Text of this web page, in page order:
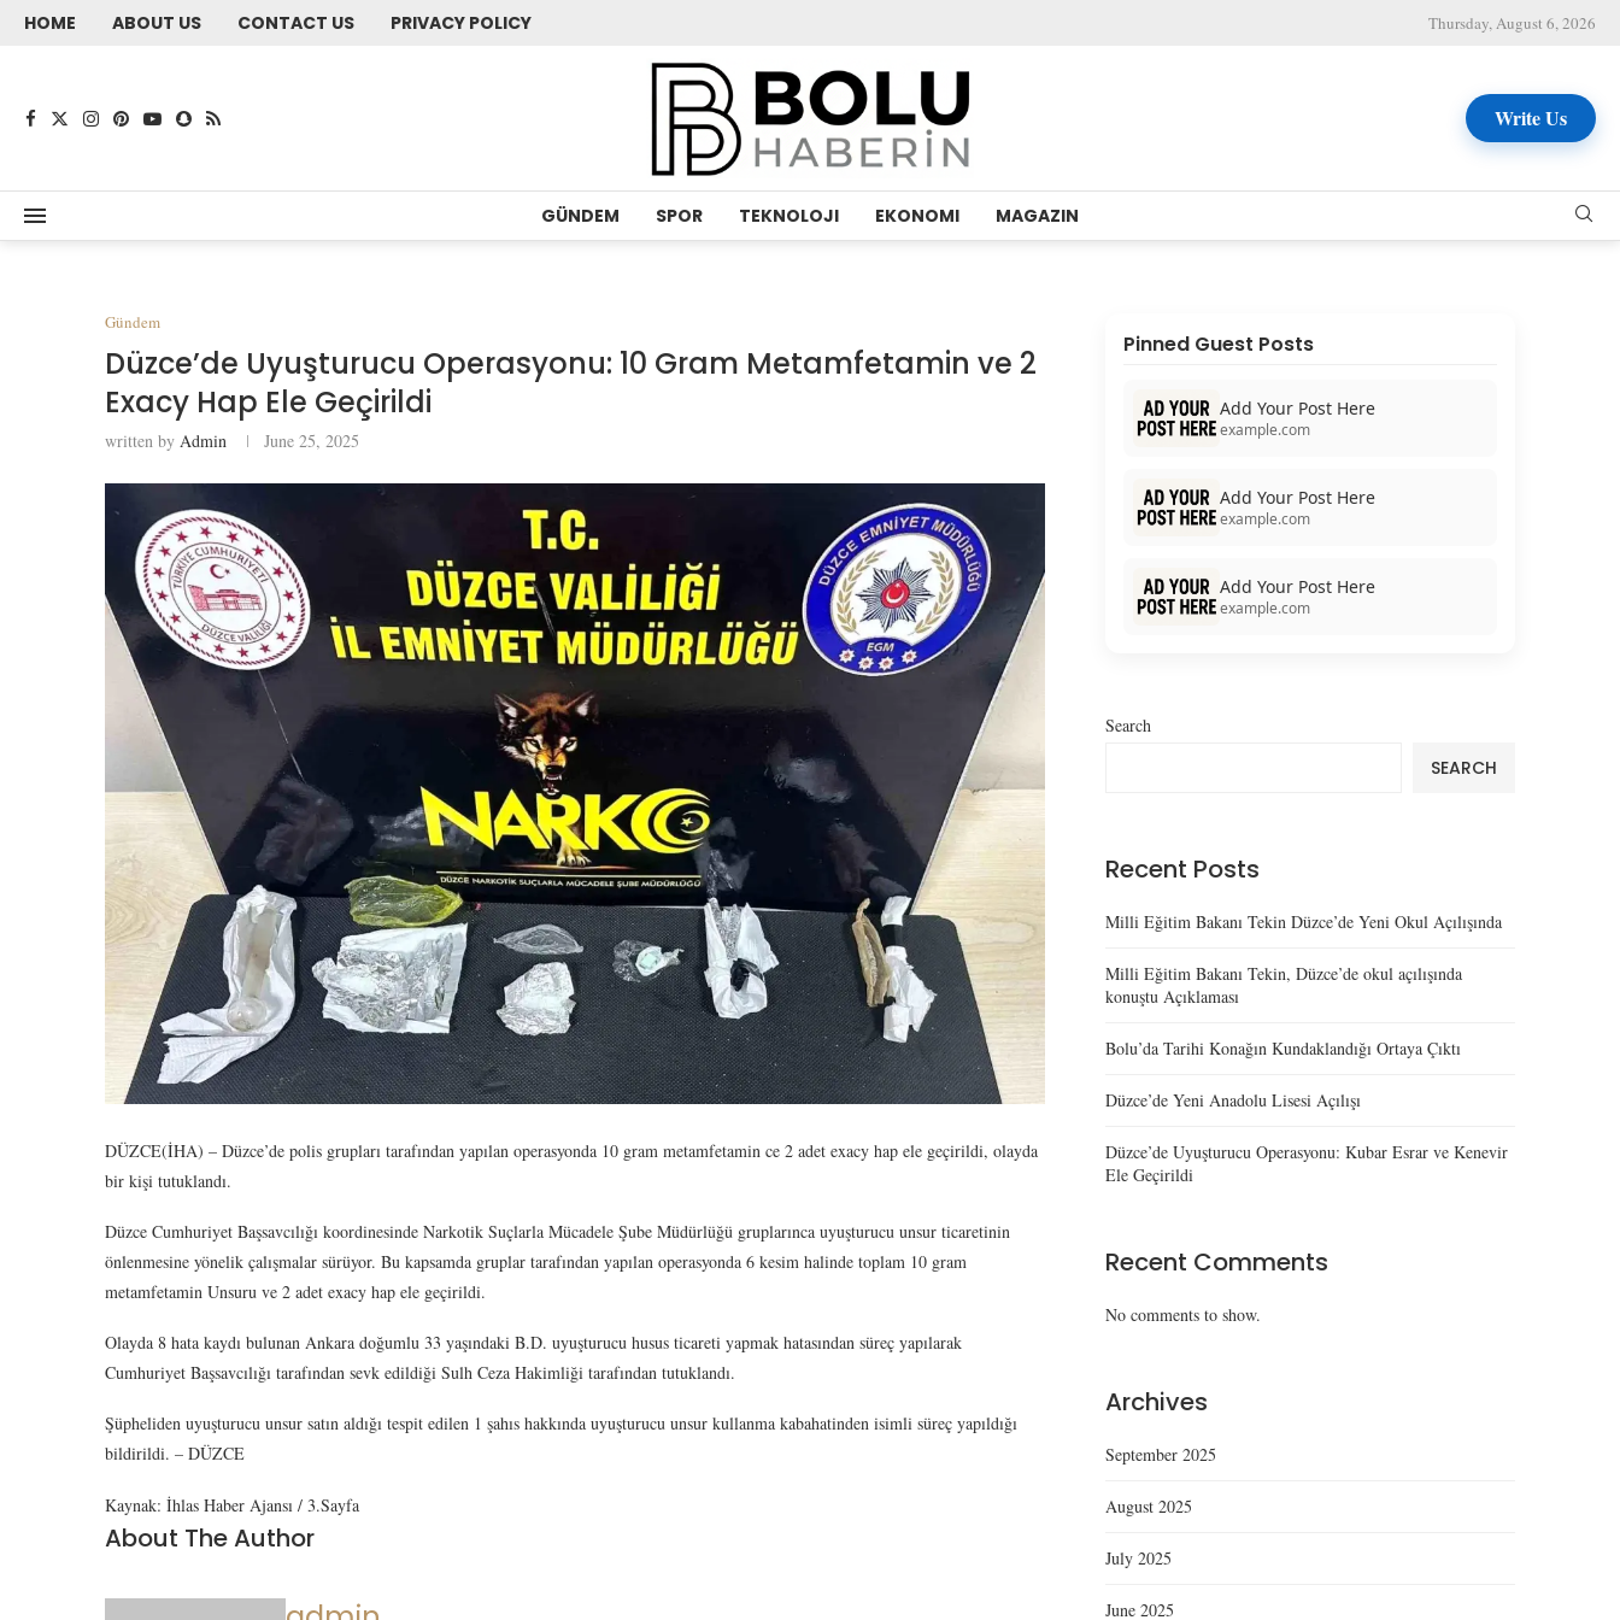
HOME ABOUT US CONTACT US PRIVACY POLICY Thursday, August 6, 2026
Write Us
GÜNDEM SPOR TEKNOLOJI EKONOMI MAGAZIN
Gündem
Düzce’de Uyuşturucu Operasyonu: 10 Gram Metamfetamin ve 2
Exacy Hap Ele Geçirildi
written by Admin June 25, 2025
DÜZCE(İHA) – Düzce’de polis grupları tarafından yapılan operasyonda 10 gram metamfetamin ce 2 adet exacy hap ele geçirildi, olayda
bir kişi tutuklandı.
Düzce Cumhuriyet Başsavcılığı koordinesinde Narkotik Suçlarla Mücadele Şube Müdürlüğü gruplarınca uyuşturucu unsur ticaretinin
önlenmesine yönelik çalışmalar sürüyor. Bu kapsamda gruplar tarafından yapılan operasyonda 6 kesim halinde toplam 10 gram
metamfetamin Unsuru ve 2 adet exacy hap ele geçirildi.
Olayda 8 hata kaydı bulunan Ankara doğumlu 33 yaşındaki B.D. uyuşturucu husus ticareti yapmak hatasından süreç yapılarak
Cumhuriyet Başsavcılığı tarafından sevk edildiği Sulh Ceza Hakimliği tarafından tutuklandı.
Şüpheliden uyuşturucu unsur satın aldığı tespit edilen 1 şahıs hakkında uyuşturucu unsur kullanma kabahatinden isimli süreç yapıldığı
bildirildi. – DÜZCE
Kaynak: İhlas Haber Ajansı / 3.Sayfa
About The Author
Pinned Guest Posts
Add Your Post Here
example.com
Add Your Post Here
example.com
Add Your Post Here
example.com
Search
SEARCH
Recent Posts
Milli Eğitim Bakanı Tekin Düzce’de Yeni Okul Açılışında
Milli Eğitim Bakanı Tekin, Düzce’de okul açılışında
konuştu Açıklaması
Bolu’da Tarihi Konağın Kundaklandığı Ortaya Çıktı
Düzce’de Yeni Anadolu Lisesi Açılışı
Düzce’de Uyuşturucu Operasyonu: Kubar Esrar ve Kenevir
Ele Geçirildi
Recent Comments
No comments to show.
Archives
September 2025
August 2025
July 2025
June 2025